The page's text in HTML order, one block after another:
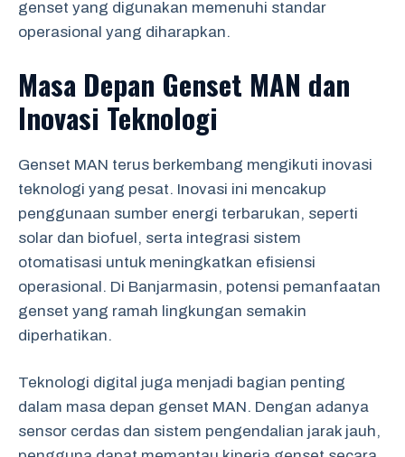
genset yang digunakan memenuhi standar
operasional yang diharapkan.
Masa Depan Genset MAN dan
Inovasi Teknologi
Genset MAN terus berkembang mengikuti inovasi
teknologi yang pesat. Inovasi ini mencakup
penggunaan sumber energi terbarukan, seperti
solar dan biofuel, serta integrasi sistem
otomatisasi untuk meningkatkan efisiensi
operasional. Di Banjarmasin, potensi pemanfaatan
genset yang ramah lingkungan semakin
diperhatikan.
Teknologi digital juga menjadi bagian penting
dalam masa depan genset MAN. Dengan adanya
sensor cerdas dan sistem pengendalian jarak jauh,